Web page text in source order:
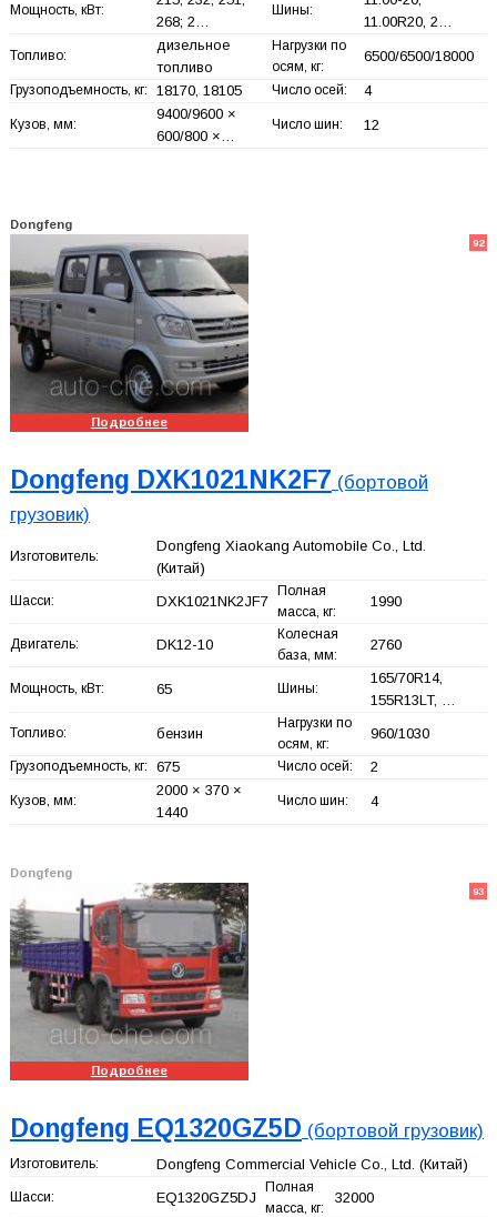
Мощность, кВт:
268; 2…
Шины:
11.00R20, 2…
Топливо:
дизельное
топливо
Нагрузки по
осям, кг:
6500/6500/18000
Грузоподъемность, кг: 18170, 18105 Число осей: 4
Кузов, мм:
9400/9600 ×
600/800 ×…
Число шин: 12
Dongfeng
92
Подробнее
Dongfeng DXK1021NK2F7 (бортовой
грузовик)
Изготовитель:
Dongfeng Xiaokang Automobile Co., Ltd.
(Китай)
Шасси: DXK1021NK2JF7
Полная
масса, кг:
1990
Двигатель: DK12-10
Колесная
база, мм:
2760
Мощность, кВт: 65 Шины:
165/70R14,
155R13LT, …
Топливо: бензин
Нагрузки по
осям, кг:
960/1030
Грузоподъемность, кг: 675 Число осей: 2
Кузов, мм:
2000 × 370 ×
1440
Число шин: 4
Dongfeng
93
Подробнее
Dongfeng EQ1320GZ5D (бортовой грузовик)
Изготовитель: Dongfeng Commercial Vehicle Co., Ltd. (Китай)
Шасси: EQ1320GZ5DJ
Полная
масса, кг:
32000